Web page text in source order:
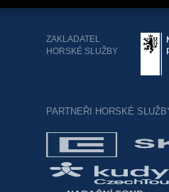
ZAKLADATEL
HORSKÉ SLUŽBY
PARTNEŘI HORSKÉ